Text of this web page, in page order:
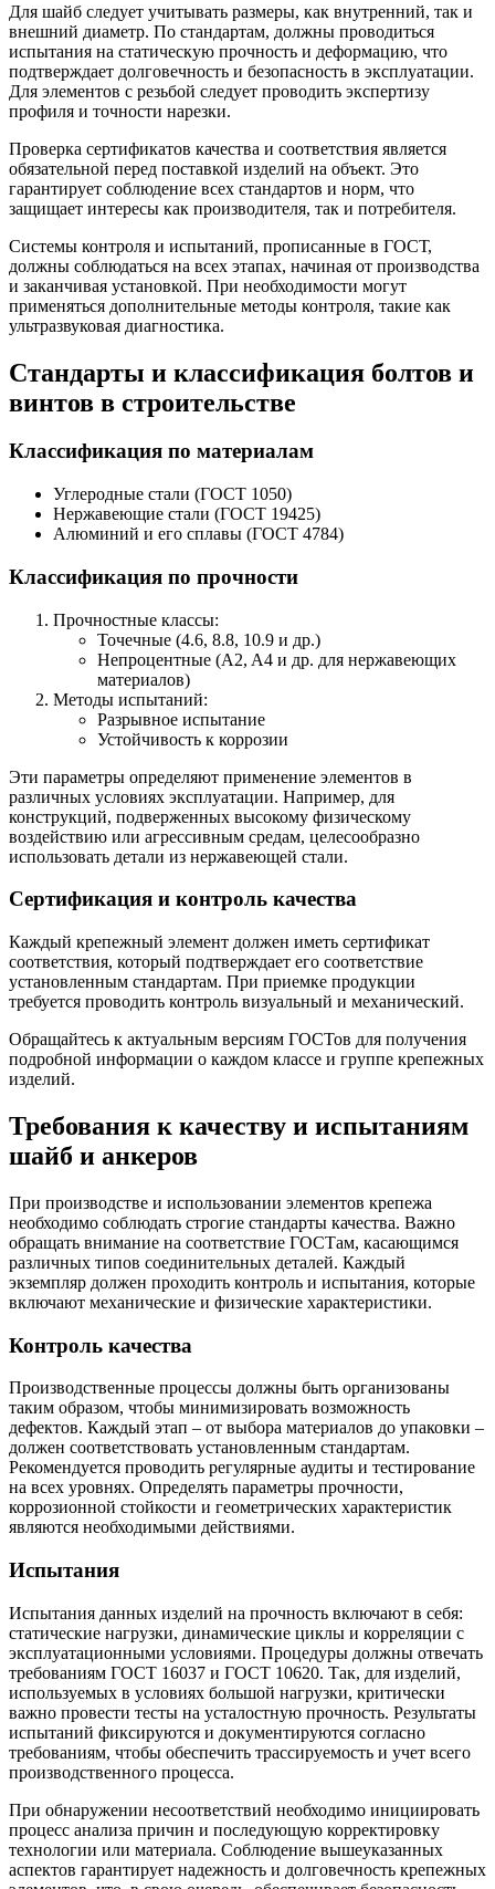
Для шайб следует учитывать размеры, как внутренний, так и
внешний диаметр. По стандартам, должны проводиться
испытания на статическую прочность и деформацию, что
подтверждает долговечность и безопасность в эксплуатации.
Для элементов с резьбой следует проводить экспертизу
профиля и точности нарезки.
Проверка сертификатов качества и соответствия является
обязательной перед поставкой изделий на объект. Это
гарантирует соблюдение всех стандартов и норм, что
защищает интересы как производителя, так и потребителя.
Системы контроля и испытаний, прописанные в ГОСТ,
должны соблюдаться на всех этапах, начиная от производства
и заканчивая установкой. При необходимости могут
применяться дополнительные методы контроля, такие как
ультразвуковая диагностика.
Стандарты и классификация болтов и
винтов в строительстве
Классификация по материалам
Углеродные стали (ГОСТ 1050)
Нержавеющие стали (ГОСТ 19425)
Алюминий и его сплавы (ГОСТ 4784)
Классификация по прочности
Прочностные классы:
Точечные (4.6, 8.8, 10.9 и др.)
Непроцентные (A2, A4 и др. для нержавеющих
материалов)
Методы испытаний:
Разрывное испытание
Устойчивость к коррозии
Эти параметры определяют применение элементов в
различных условиях эксплуатации. Например, для
конструкций, подверженных высокому физическому
воздействию или агрессивным средам, целесообразно
использовать детали из нержавеющей стали.
Сертификация и контроль качества
Каждый крепежный элемент должен иметь сертификат
соответствия, который подтверждает его соответствие
установленным стандартам. При приемке продукции
требуется проводить контроль визуальный и механический.
Обращайтесь к актуальным версиям ГОСТов для получения
подробной информации о каждом классе и группе крепежных
изделий.
Требования к качеству и испытаниям
шайб и анкеров
При производстве и использовании элементов крепежа
необходимо соблюдать строгие стандарты качества. Важно
обращать внимание на соответствие ГОСТам, касающимся
различных типов соединительных деталей. Каждый
экземпляр должен проходить контроль и испытания, которые
включают механические и физические характеристики.
Контроль качества
Производственные процессы должны быть организованы
таким образом, чтобы минимизировать возможность
дефектов. Каждый этап – от выбора материалов до упаковки –
должен соответствовать установленным стандартам.
Рекомендуется проводить регулярные аудиты и тестирование
на всех уровнях. Определять параметры прочности,
коррозионной стойкости и геометрических характеристик
являются необходимыми действиями.
Испытания
Испытания данных изделий на прочность включают в себя:
статические нагрузки, динамические циклы и корреляции с
эксплуатационными условиями. Процедуры должны отвечать
требованиям ГОСТ 16037 и ГОСТ 10620. Так, для изделий,
используемых в условиях большой нагрузки, критически
важно провести тесты на усталостную прочность. Результаты
испытаний фиксируются и документируются согласно
требованиям, чтобы обеспечить трассируемость и учет всего
производственного процесса.
При обнаружении несоответствий необходимо инициировать
процесс анализа причин и последующую корректировку
технологии или материала. Соблюдение вышеуказанных
аспектов гарантирует надежность и долговечность крепежных